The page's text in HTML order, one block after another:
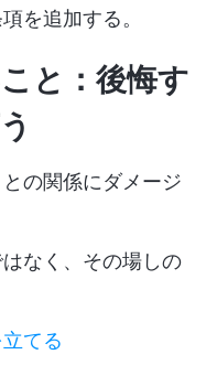
を追加する。
と：後悔す
の関係にダメージ
なく、その場しの
てる